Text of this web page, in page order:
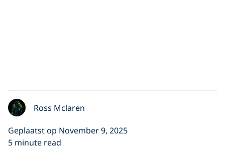
Ross Mclaren
Geplaatst op November 9, 2025
5 minute read